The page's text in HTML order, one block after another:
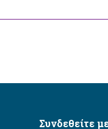
Συνδεθείτε